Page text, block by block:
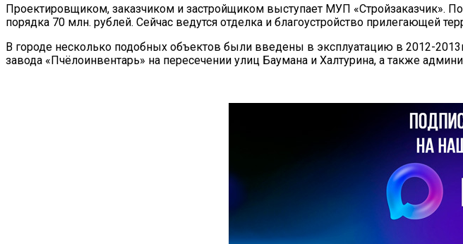
Проектировщиком, заказчиком и застройщиком выступает МУП «Стройзаказчик».
порядка 70 млн. рублей. Сейчас ведутся отделка и благоустройство прилегающей
В городе несколько подобных объектов были введены в эксплуатацию в 2012-
завода «Пчёлоинвентарь» на пересечении улиц Баумана и Халтурина, а также